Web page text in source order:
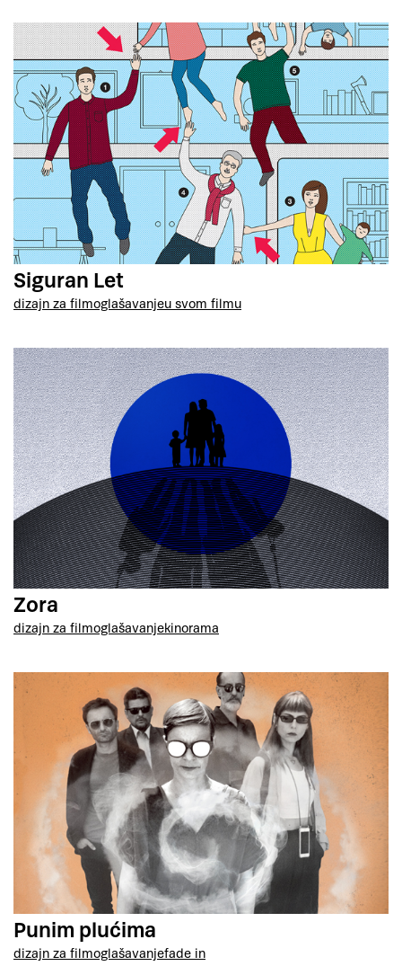
Siguran Let
dizajn za filmoglašavanjeu svom filmu
Zora
dizajn za filmoglašavanjekinorama
Punim plućima
dizajn za filmoglašavanjefade in